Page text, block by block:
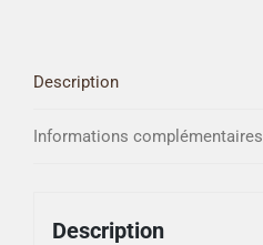
Description
Informations complémentaires
Description